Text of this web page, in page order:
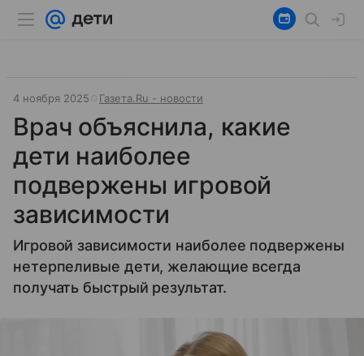
4 ноября 2025 Газета.Ru - новости
Врач объяснила, какие
дети наиболее
подвержены игровой
зависимости
Игровой зависимости наиболее подвержены
нетерпеливые дети, желающие всегда
получать быстрый результат.